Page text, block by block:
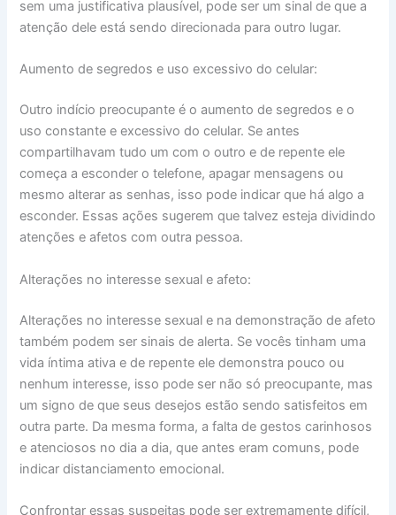
sem uma justificativa plausível, pode ser um sinal de que a
atenção dele está sendo direcionada para outro lugar.
Aumento de segredos e uso excessivo do celular:
Outro indício preocupante é o aumento de segredos e o
uso constante e excessivo do celular. Se antes
compartilhavam tudo um com o outro e de repente ele
começa a esconder o telefone, apagar mensagens ou
mesmo alterar as senhas, isso pode indicar que há algo a
esconder. Essas ações sugerem que talvez esteja dividindo
atenções e afetos com outra pessoa.
Alterações no interesse sexual e afeto:
Alterações no interesse sexual e na demonstração de afeto
também podem ser sinais de alerta. Se vocês tinham uma
vida íntima ativa e de repente ele demonstra pouco ou
nenhum interesse, isso pode ser não só preocupante, mas
um signo de que seus desejos estão sendo satisfeitos em
outra parte. Da mesma forma, a falta de gestos carinhosos
e atenciosos no dia a dia, que antes eram comuns, pode
indicar distanciamento emocional.
Confrontar essas suspeitas pode ser extremamente difícil,